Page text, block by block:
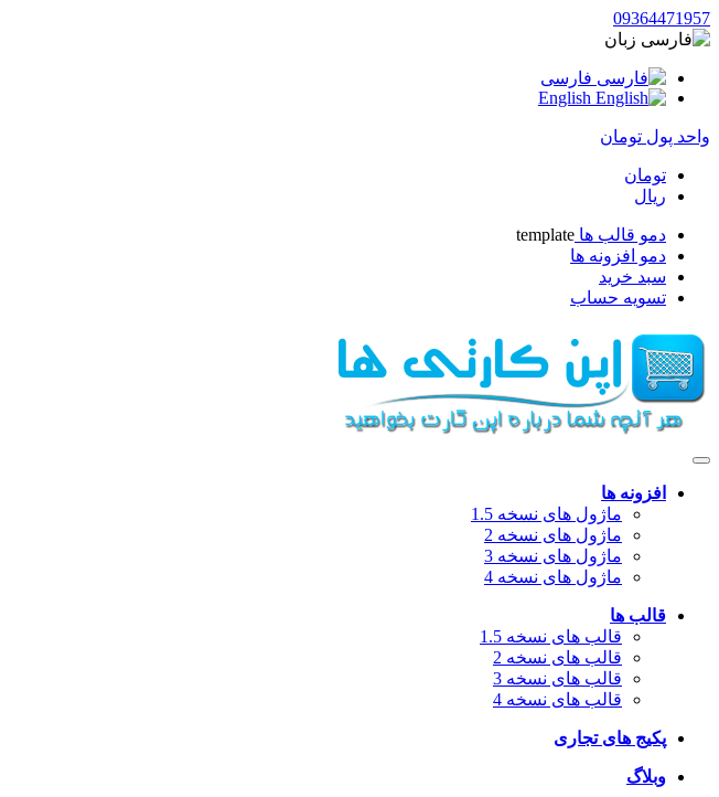
09364471957
زبان
فارسی
واحد پول تومان
تومان
ریال
دمو قالب ها template
دمو افزونه ها
سبد خرید
تسویه حساب
افزونه ها
ماژول های نسخه 1.5
ماژول های نسخه 2
ماژول های نسخه 3
ماژول های نسخه 4
قالب ها
قالب های نسخه 1.5
قالب های نسخه 2
قالب های نسخه 3
قالب های نسخه 4
پکیج های تجاری
وبلاگ